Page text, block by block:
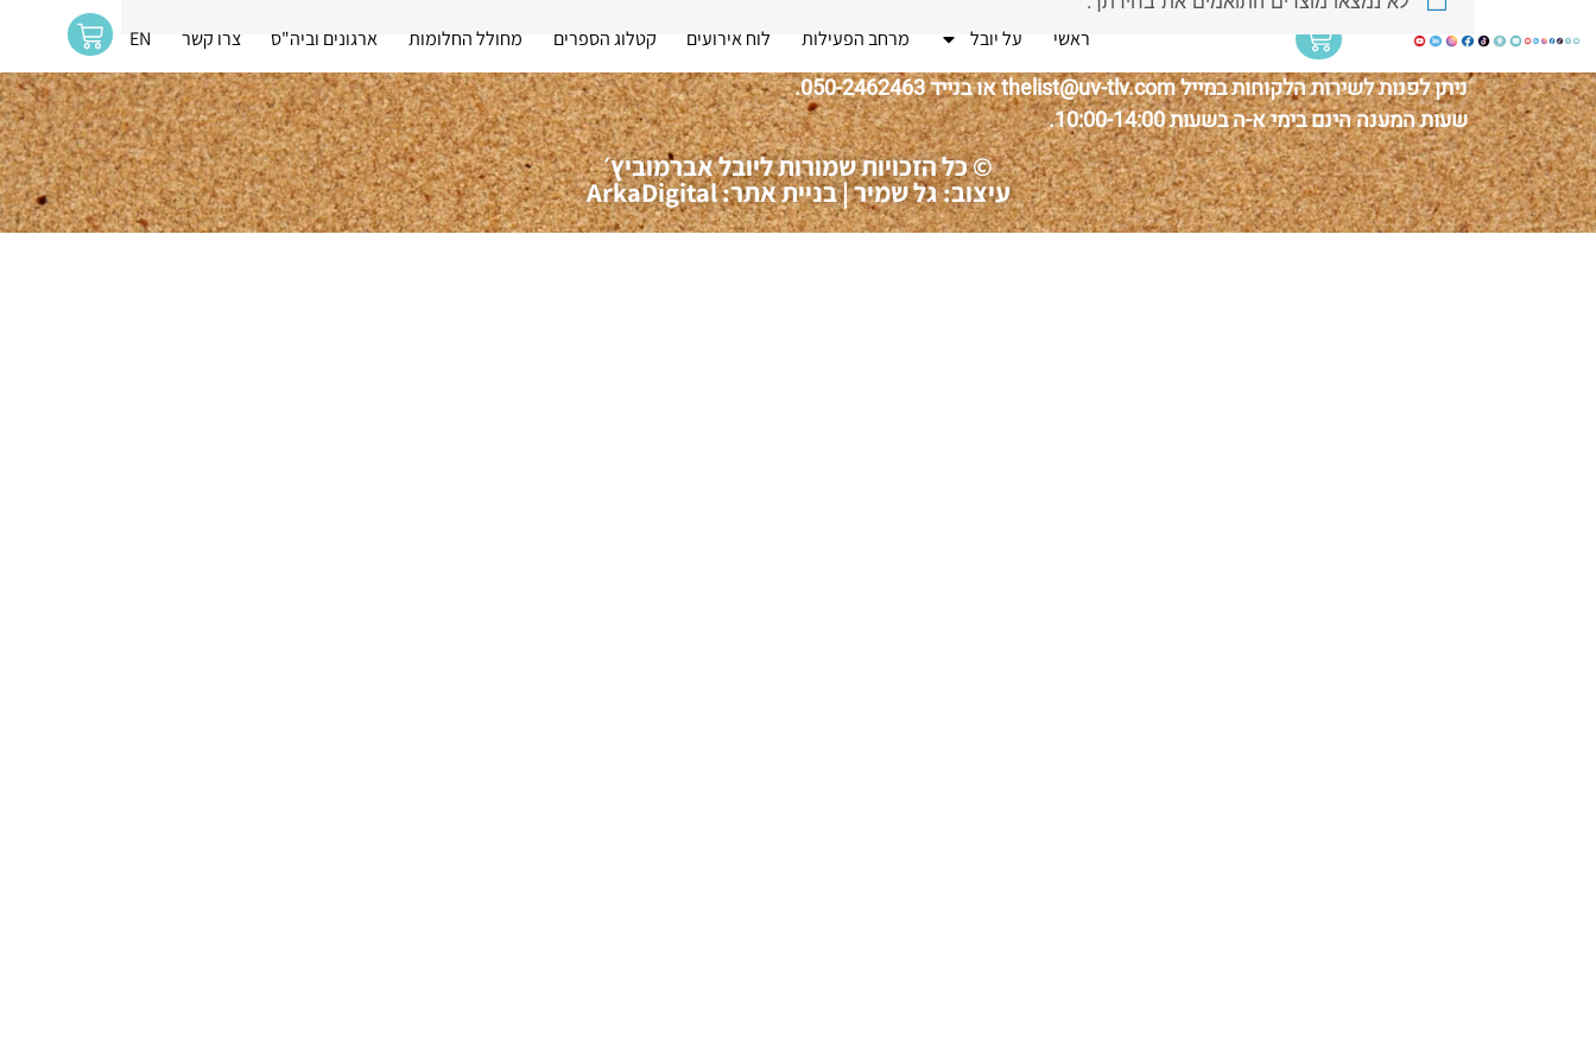
ראשי על יובל מרחב הפעילות לוח אירועים קטלוג הספרים מחולל החלומות ארגונים וביה"ס צרו קשר EN
בואו נהיה חברים
ניתן לפנות לשירות הלקוחות במייל thelist@uv-tlv.com או בנייד 050-2462463.
שעות המענה הינם בימי א-ה בשעות 10:00-14:00.
© כל הזכויות שמורות ליובל אברמוביץ׳
עיצוב: גל שמיר|בניית אתר: ArkaDigital